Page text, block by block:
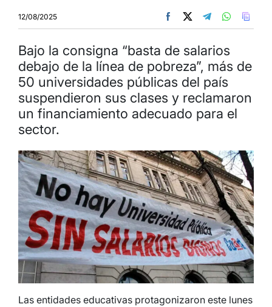
12/08/2025
Bajo la consigna “basta de salarios
debajo de la línea de pobreza”, más de
50 universidades públicas del país
suspendieron sus clases y reclamaron
un financiamiento adecuado para el
sector.
Las entidades educativas protagonizaron este lunes